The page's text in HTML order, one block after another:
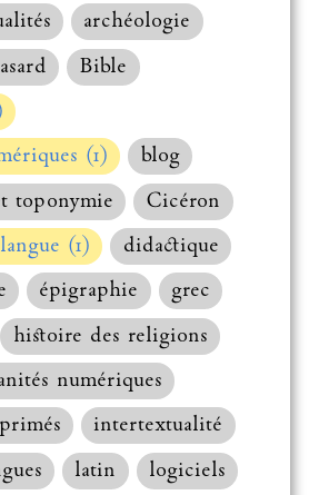
archéologie
Bible
(1)
blog
toponymie
Cicéron
(1)
didactique
épigraphie
grec
histoire des religions
numériques
intertextualité
latin
logiciels